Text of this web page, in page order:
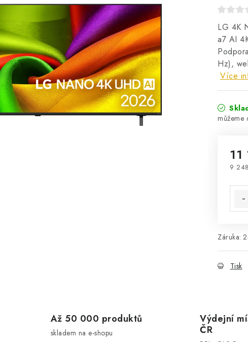
LG 4K
a7 AI
Hz),
Více
11
9
Záruka:
Tisk
Až 50 000 produktů
skladem na e-shopu
Výdejní
ČR